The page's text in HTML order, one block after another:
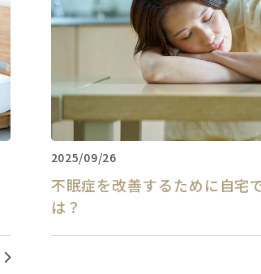
2025/09/26
不眠症を改善するために自宅
は？